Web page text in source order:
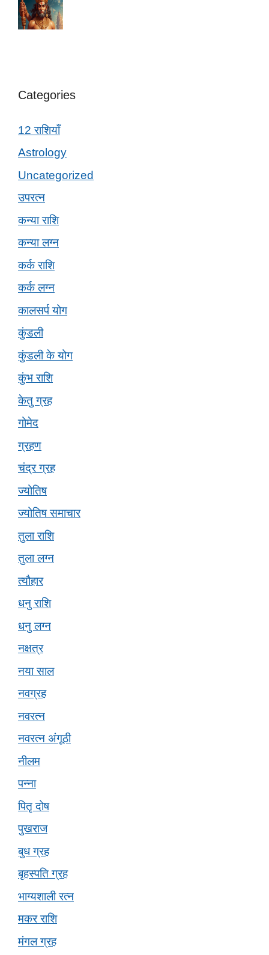
Categories
12 राशियाँ
Astrology
Uncategorized
उपरत्न
कन्या राशि
कन्या लग्न
कर्क राशि
कर्क लग्न
कालसर्प योग
कुंडली
कुंडली के योग
कुंभ राशि
केतु ग्रह
गोमेद
ग्रहण
चंद्र ग्रह
ज्योतिष
ज्योतिष समाचार
तुला राशि
तुला लग्न
त्यौहार
धनु राशि
धनु लग्न
नक्षत्र
नया साल
नवग्रह
नवरत्न
नवरत्न अंगूठी
नीलम
पन्ना
पितृ दोष
पुखराज
बुध ग्रह
बृहस्पति ग्रह
भाग्यशाली रत्न
मकर राशि
मंगल ग्रह